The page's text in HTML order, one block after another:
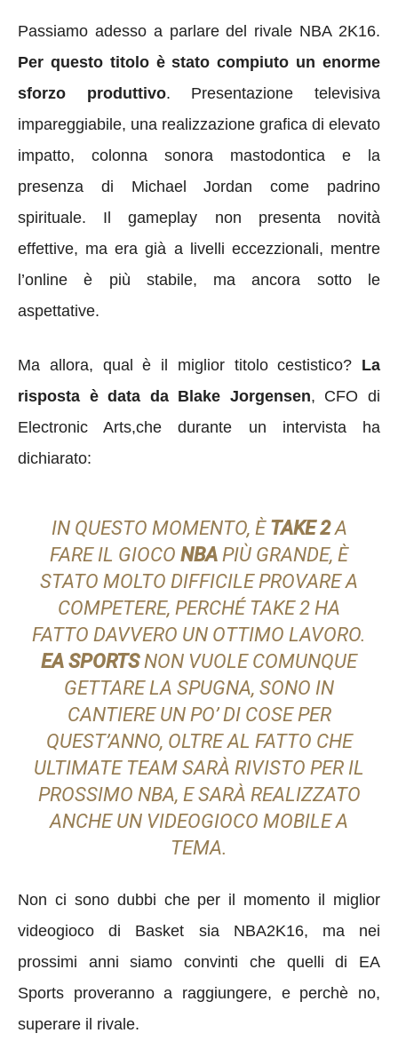
Passiamo adesso a parlare del rivale NBA 2K16.
Per questo titolo è stato compiuto un enorme
sforzo produttivo. Presentazione televisiva
impareggiabile, una realizzazione grafica di elevato
impatto, colonna sonora mastodontica e la
presenza di Michael Jordan come padrino
spirituale. Il gameplay non presenta novità
effettive, ma era già a livelli eccezzionali, mentre
l’online è più stabile, ma ancora sotto le
aspettative.
Ma allora, qual è il miglior titolo cestistico? La
risposta è data da Blake Jorgensen, CFO di
Electronic Arts,che durante un intervista ha
dichiarato:
IN QUESTO MOMENTO, È TAKE 2A
FARE IL GIOCO NBA PIÙ GRANDE, È
STATO MOLTO DIFFICILE PROVARE A
COMPETERE, PERCHÉ TAKE 2 HA
FATTO DAVVERO UN OTTIMO LAVORO.
EA SPORTSNON VUOLE COMUNQUE
GETTARE LA SPUGNA, SONO IN
CANTIERE UN PO’ DI COSE PER
QUEST’ANNO, OLTRE AL FATTO CHE
ULTIMATE TEAM SARÀ RIVISTO PER IL
PROSSIMO NBA, E SARÀ REALIZZATO
ANCHE UN VIDEOGIOCO MOBILE A
TEMA.
Non ci sono dubbi che per il momento il miglior
videogioco di Basket sia NBA2K16, ma nei
prossimi anni siamo convinti che quelli di EA
Sports proveranno a raggiungere, e perchè no,
superare il rivale.